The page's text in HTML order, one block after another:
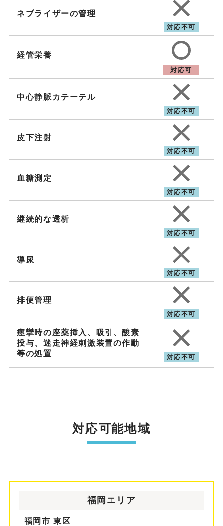
ネブライザーの管理
対応不可
経管栄養
対応可
中心静脈カテーテル
対応不可
皮下注射
対応不可
血糖測定
対応不可
継続的な透析
対応不可
導尿
対応不可
排便管理
対応不可
痙攣時の座薬挿入、吸引、酸素
投与、迷走神経刺激装置の作動
等の処置
対応不可
対応可能地域
福岡エリア
福岡市 東区